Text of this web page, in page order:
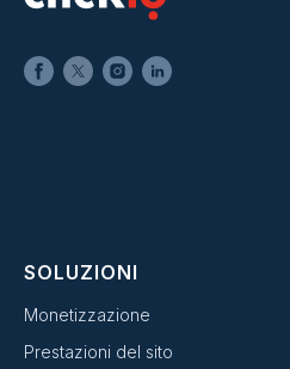
SOLUZIONI
Monetizzazione
Prestazioni del sito